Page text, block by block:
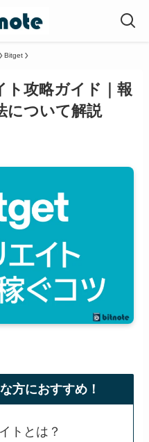
Bitget
攻略ガイド｜報
について解説
方におすすめ！
トとは？